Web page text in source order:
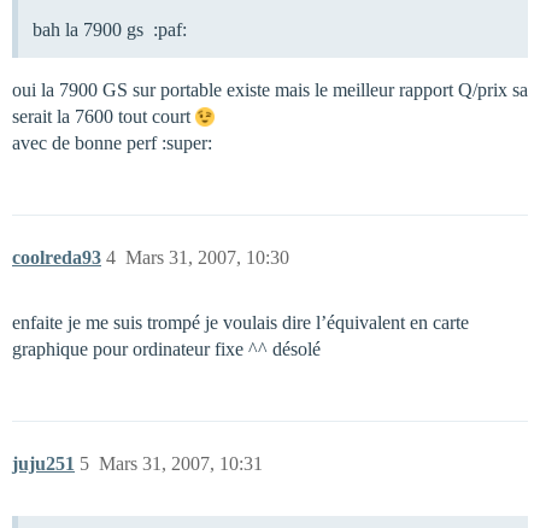
bah la 7900 gs :paf:
oui la 7900 GS sur portable existe mais le meilleur rapport Q/prix sa
serait la 7600 tout court
avec de bonne perf :super:
coolreda93 Mars 31, 2007, 10:30
4
enfaite je me suis trompé je voulais dire l’équivalent en carte
graphique pour ordinateur fixe ^^ désolé
juju251 Mars 31, 2007, 10:31
5